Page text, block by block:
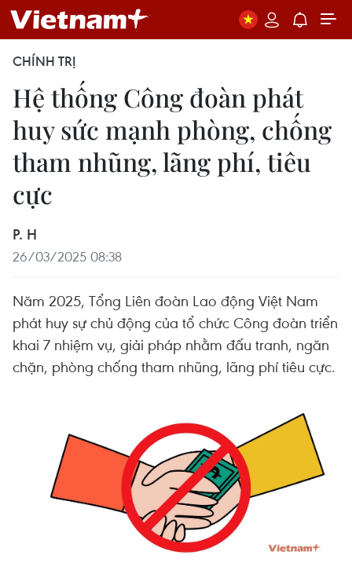
CHÍNH TRỊ
Hệ thống Công đoàn phát
huy sức mạnh phòng, chống
tham nhũng, lãng phí, tiêu
cực
P. H
26/03/2025 08:38
Năm 2025, Tổng Liên đoàn Lao động Việt Nam
phát huy sự chủ động của tổ chức Công đoàn triển
khai 7 nhiệm vụ, giải pháp nhằm đấu tranh, ngăn
chặn, phòng chống tham nhũng, lãng phí tiêu cực.